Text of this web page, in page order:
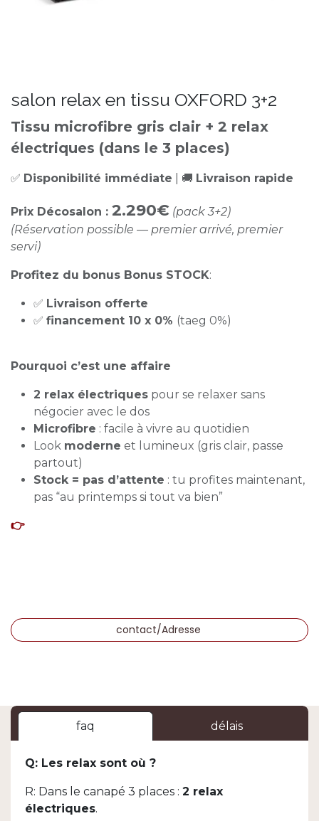
salon relax en tissu OXFORD 3+2
Tissu microfibre gris clair + 2 relax
électriques (dans le 3 places)
✅ Disponibilité immédiate | 🚚 Livraison rapide
Prix Décosalon : 2.290€ (pack 3+2)
(Réservation possible — premier arrivé, premier
servi)
Profitez du bonus Bonus STOCK:
✅ Livraison offerte
✅ financement 10 x 0% (taeg 0%)
Pourquoi c’est une affaire
2 relax électriques pour se relaxer sans
négocier avec le dos
Microfibre : facile à vivre au quotidien
Look moderne et lumineux (gris clair, passe
partout)
Stock = pas d’attente : tu profites maintenant,
pas “au printemps si tout va bien”
👉
contact/Adresse
faq délais
Q: Les relax sont où ?
R: Dans le canapé 3 places : 2 relax
électriques.